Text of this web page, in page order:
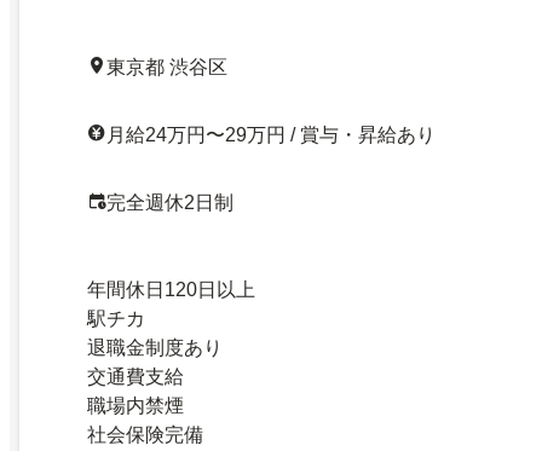
東京都 渋谷区
月給24万円〜29万円 / 賞与・昇給あり
完全週休2日制
年間休日120日以上
駅チカ
退職金制度あり
交通費支給
職場内禁煙
社会保険完備